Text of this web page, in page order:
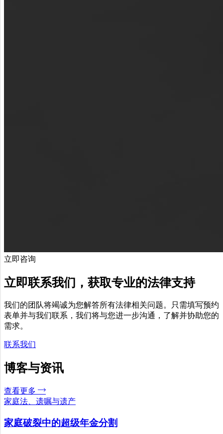
立即咨询
立即联系我们，获取专业的法律支持
我们的团队将竭诚为您解答所有法律相关问题。只需填写预约
表单并与我们联系，我们将与您进一步沟通，了解并协助您的
需求。
联系我们
博客与资讯
查看更多
家庭法、遗嘱与遗产
家庭破裂中的超级年金分割